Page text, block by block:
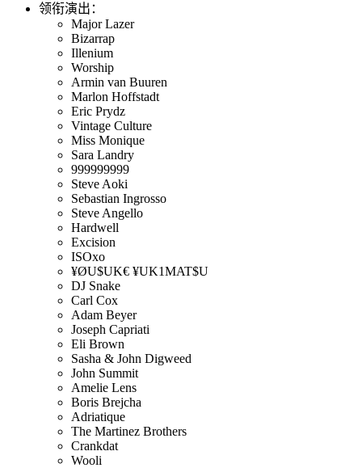
领衔演出：
Major Lazer
Bizarrap
Illenium
Worship
Armin van Buuren
Marlon Hoffstadt
Eric Prydz
Vintage Culture
Miss Monique
Sara Landry
999999999
Steve Aoki
Sebastian Ingrosso
Steve Angello
Hardwell
Excision
ISOxo
¥ØU$UK€ ¥UK1MAT$U
DJ Snake
Carl Cox
Adam Beyer
Joseph Capriati
Eli Brown
Sasha & John Digweed
John Summit
Amelie Lens
Boris Brejcha
Adriatique
The Martinez Brothers
Crankdat
Wooli